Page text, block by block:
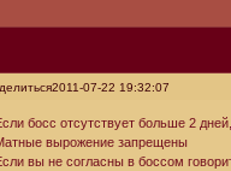
2011-07-22 19:32:07
босс отсутствует больше 2
вырожение запрещены
вы не согласны в боссом